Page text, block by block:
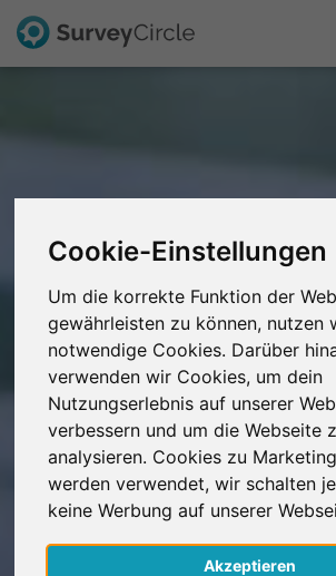
Cookie-Einstellungen
Um die korrekte Funktion der
gewährleisten zu können, nutzen
notwendige Cookies. Darüber
verwenden wir Cookies, um dein
Nutzungserlebnis auf unserer
verbessern und um die Webseite
analysieren. Cookies zu
werden verwendet, wir schalten
keine Werbung auf unserer
Akzeptieren
Forschung
FAQ
Kostenlos
Anmelden
English
Nederlands